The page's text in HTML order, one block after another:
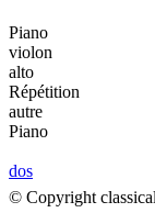
Piano
violon
alto
Répétition
autre
Piano
dos
© Copyright